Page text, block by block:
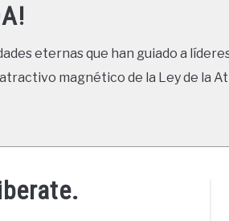
eternas que han guiado a
magnético de la Ley de la